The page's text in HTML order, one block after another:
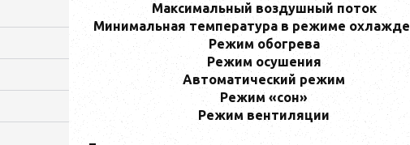
Максимальный воздушный поток
Минимальная температура в режиме
Режим обогрева
Режим осушения
Автоматический режим
Режим «сон»
Режим вентиляции